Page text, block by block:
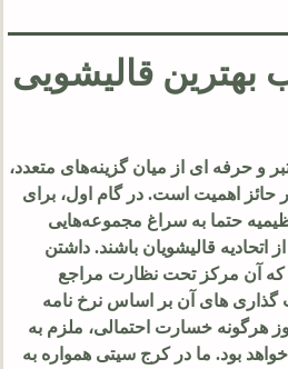
بهترین قالیشویی
و حرفه‌ ای از میان گزینه‌های متعدد،
حائز اهمیت است. در گام اول، برای
حتما به سراغ مجموعه‌هایی
قالیشویان باشند. داشتن
که آن مرکز تحت نظارت مراجع
گذاری‌ های آن بر اساس نرخ‌ نامه
خسارت احتمالی، ملزم به
بود. ما در کرج سیتی همواره به